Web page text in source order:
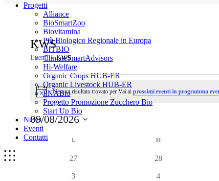
Progetti
Alliance
BioSmartZoo
Biovitamina
Più Biologico Regionale in Europa
BITBIO
ClimateSmartAdvisors
Hi-Welfare
Organic Crops HUB-ER
Organic Livestock HUB-ER
PNABio
Progetto Promozione Zucchero Bio
Start Up Bio
News
Eventi
Contatti
KWS
Eventi KWS
Eventi
Notice Nessun risultato trovato per Vai ai prossimi eventi in programma
09/08/2026
Seleziona
la
Calendario
L M
0
27
0
28
0
3
0
4